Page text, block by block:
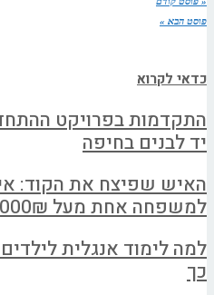
פוסט הבא »
כדאי לקרוא
התקדמות בפרויקט
יד לבנים בחיפה
האיש שפיצח את הקוד:
למשפחה אחת מעל 100,000₪?
למה לימוד אנגלית
כך